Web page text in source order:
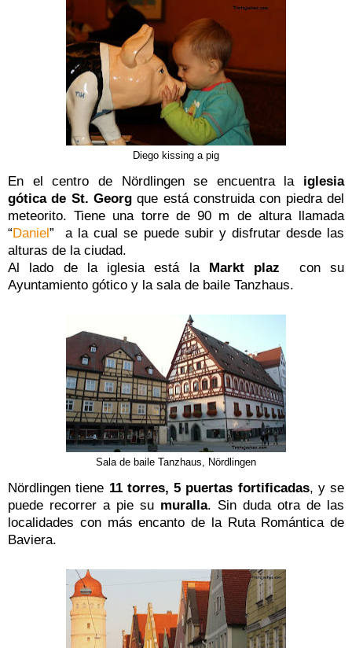
Diego kissing a pig
En el centro de Nördlingen se encuentra la iglesia
gótica de St. Georg que está construida con piedra del
meteorito. Tiene una torre de 90 m de altura llamada
“Daniel” a la cual se puede subir y disfrutar desde las
alturas de la ciudad.
Al lado de la iglesia está la Markt plaz con su
Ayuntamiento gótico y la sala de baile Tanzhaus.
Sala de baile Tanzhaus, Nördlingen
Nördlingen tiene 11 torres, 5 puertas fortificadas, y se
puede recorrer a pie su muralla. Sin duda otra de las
localidades con más encanto de la Ruta Romántica de
Baviera.